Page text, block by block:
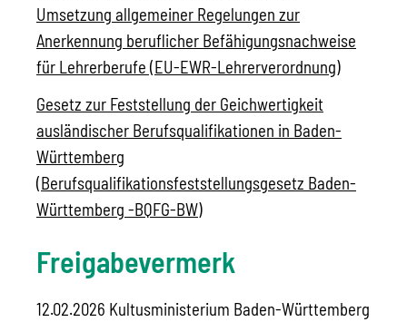
Umsetzung allgemeiner Regelungen zur
Anerkennung beruflicher Befähigungsnachweise
für Lehrerberufe (EU-EWR-Lehrerverordnung)
Gesetz zur Feststellung der Geichwertigkeit
ausländischer Berufsqualifikationen in Baden-
Württemberg
(Berufsqualifikationsfeststellungsgesetz Baden-
Württemberg -BQFG-BW)
Freigabevermerk
12.02.2026 Kultusministerium Baden-Württemberg